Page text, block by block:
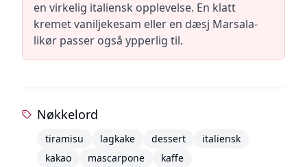
en virkelig italiensk opplevelse. En klatt
kremet vaniljekesam eller en dæsj Marsala-
likør passer også ypperlig til.
Nøkkelord
tiramisu lagkake dessert
italiensk
kakao
mascarpone kaffe